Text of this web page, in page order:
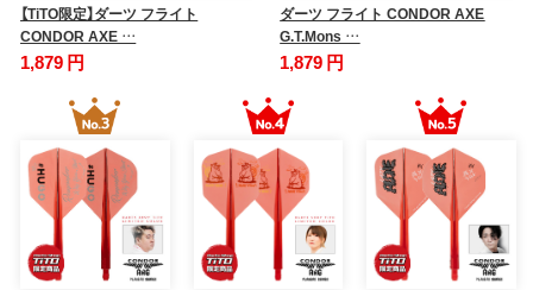
【TiTO限定】ダーツ フライト
CONDOR AXE …
1,879 円
ダーツ フライト CONDOR AXE
G.T.Mons …
1,879 円